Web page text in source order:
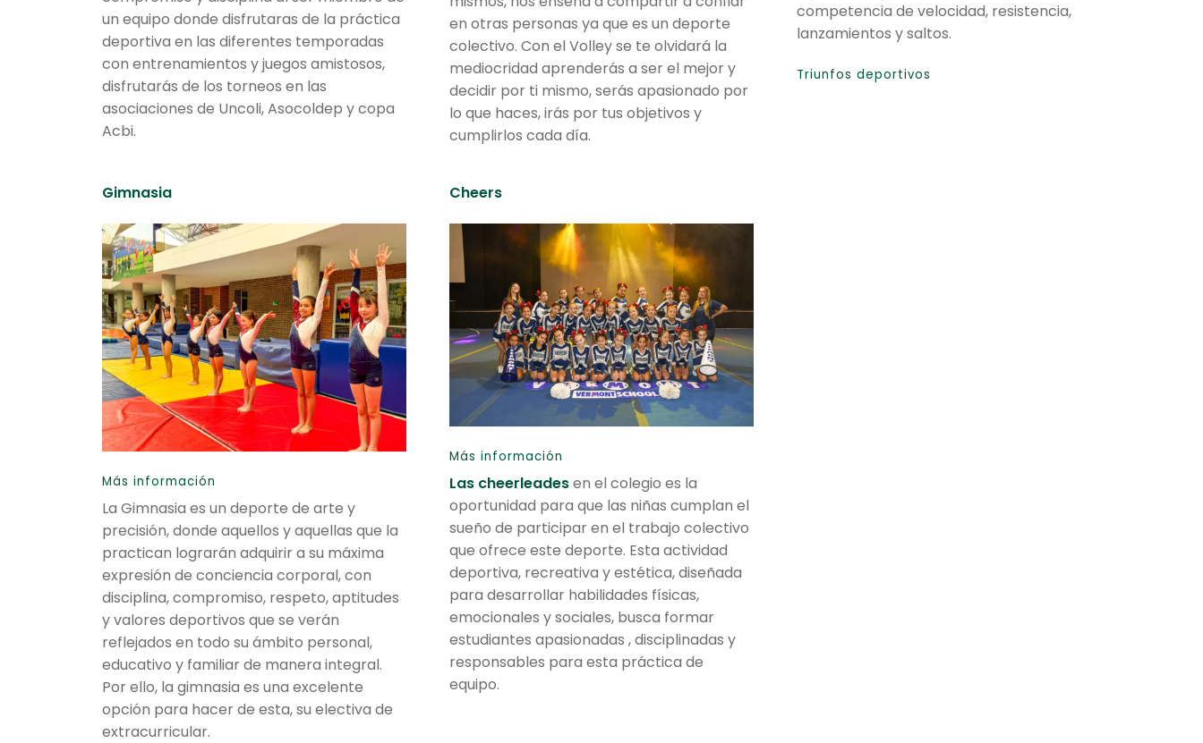
un equipo donde disfrutaras de la práctica
deportiva en las diferentes temporadas
con entrenamientos y juegos amistosos,
disfrutarás de los torneos en las
asociaciones de Uncoli, Asocoldep y copa
Acbi.
en otras personas ya que es un deporte
colectivo. Con el Volley se te olvidará la
mediocridad aprenderás a ser el mejor y
decidir por ti mismo, serás apasionado por
lo que haces, irás por tus objetivos y
cumplirlos cada día.
competencia de velocidad, resistencia,
lanzamientos y saltos.
Triunfos deportivos
Gimnasia
Más información
La Gimnasia es un deporte de arte y
precisión, donde aquellos y aquellas que la
practican lograrán adquirir a su máxima
expresión de conciencia corporal, con
disciplina, compromiso, respeto, aptitudes
y valores deportivos que se verán
reflejados en todo su ámbito personal,
educativo y familiar de manera integral.
Por ello, la gimnasia es una excelente
opción para hacer de esta, su electiva de
extracurricular.
Cheers
Más información
Las cheerleadesen el colegio es la
oportunidad para que las niñas cumplan el
sueño de participar en el trabajo colectivo
que ofrece este deporte. Esta actividad
deportiva, recreativa y estética, diseñada
para desarrollar habilidades físicas,
emocionales y sociales, busca formar
estudiantes apasionadas , disciplinadas y
responsables para esta práctica de
equipo.